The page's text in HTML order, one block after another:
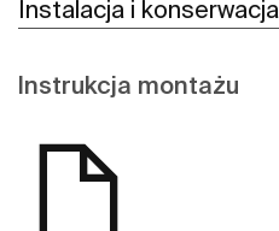
Instalacja i konserwacja
Instrukcja montażu